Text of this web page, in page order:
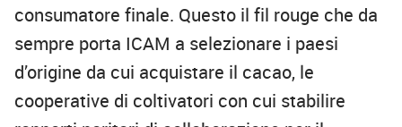
consumatore finale. Questo il fil rouge che da
sempre porta ICAM a selezionare i paesi
d’origine da cui acquistare il cacao, le
cooperative di coltivatori con cui stabilire